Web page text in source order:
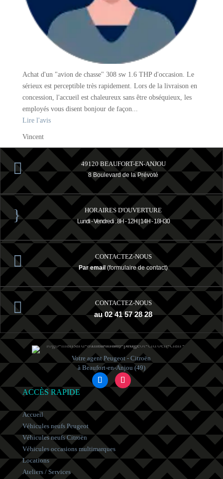
Achat d'un "avion de chasse" 308 sw 1.6 THP d'occasion. Le
sérieux est perceptible très rapidement. Lors de la livraison en
concession, l'accueil est chaleureux sans être obséquieux, les
employés vous disent bonjour de façon...
Lire l'avis
Vincent
 49120 BEAUFORT-EN-ANJOU
8 Boulevard de la Prévoté
} HORAIRES D'OUVERTURE
Lundi - Vendredi : 8H - 12H | 14H - 18H30
 CONTACTEZ-NOUS
Par email(formulaire de contact)
 CONTACTEZ-NOUS
au 02 41 57 28 28
Votre agent Peugeot - Citroën
à Beaufort-en-Anjou (49)
ACCÈS RAPIDE
Accueil
Véhicules neufs Peugeot
Véhicules neufs Citroën
Véhicules occasions multimarques
Locations
Ateliers / Services